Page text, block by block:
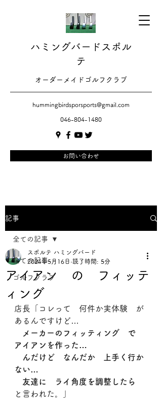
ハミングバードスポル
テ
​​オーダーメイドゴルフクラブ
hummingbirdsporsports@gmail.com
046-804-1480
お問い合わせ
記事
全ての記事
ゴルフクラブ
全ての記事
アイアン の フィッテ
ィング
スポルテ ハミングバード
2024年5月16日 読了時間: 5分
店長「コレって　何件か実体験　が
あるんですけど…
メーカーのフィッティング　で
アイアンを作った…
んだけど　なんだか　上手く行か
ない…
友達に　ライ角度を調整したら
と言われた。」